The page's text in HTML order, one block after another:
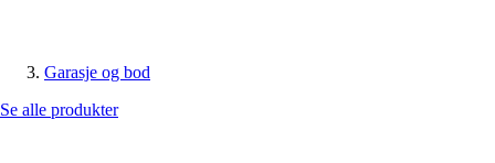
Garasje og bod
Se alle produkter